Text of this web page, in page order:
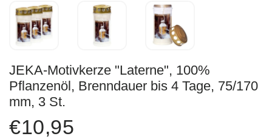
JEKA-Motivkerze "Laterne", 100%
Pflanzenöl, Brenndauer bis 4 Tage, 75/170
mm, 3 St.
€10,95